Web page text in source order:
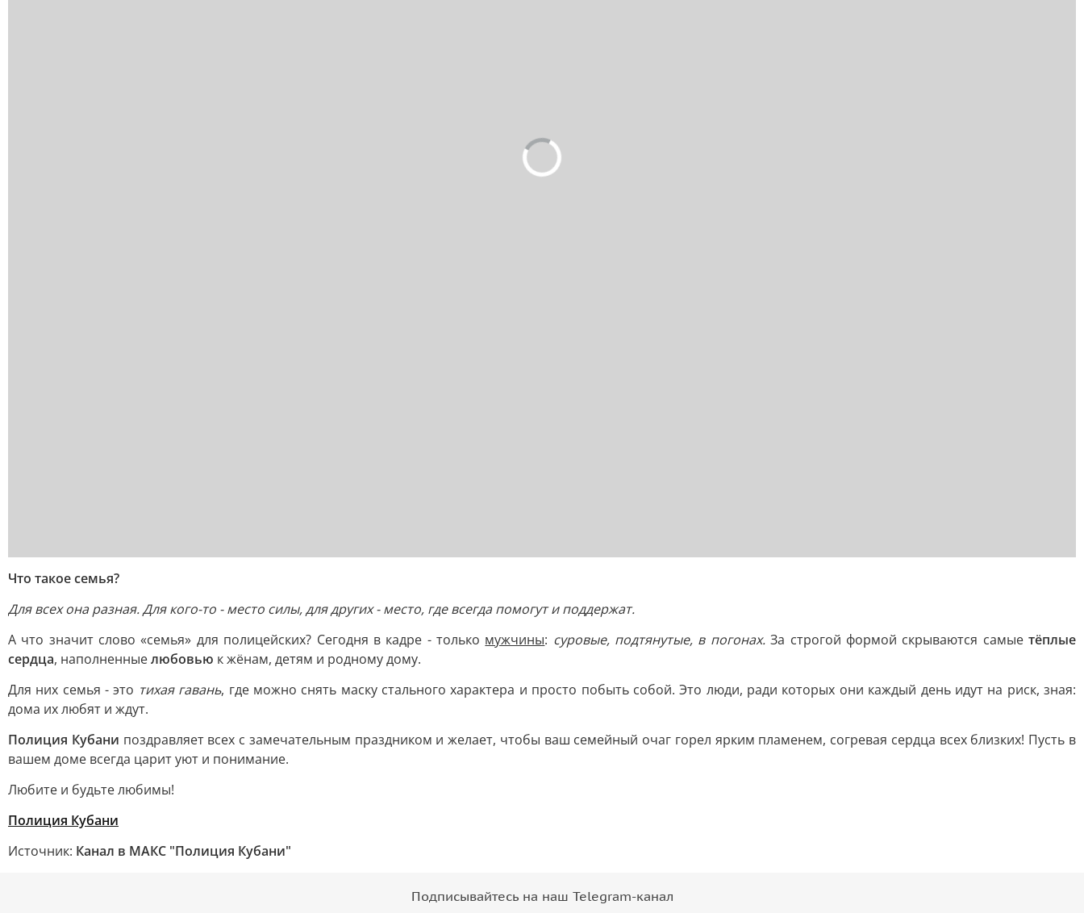
Что такое семья?
Для всех она разная. Для кого-то - место силы, для других - место, где всегда помогут и поддержат.
А что значит слово «семья» для полицейских? Сегодня в кадре - только мужчины: суровые, подтянутые, в погонах.За строгой формой скрываются самыетёплые
сердца, наполненныелюбовью к жёнам, детям и родному дому.
Для них семья - это тихая гавань, где можно снять маску стального характера и просто побыть собой. Это люди, ради которых они каждый день идут на риск, зная:
дома их любят и ждут.
Полиция Кубани поздравляет всех с замечательным праздником и желает, чтобы ваш семейный очаг горел ярким пламенем, согревая сердца всех близких! Пусть в
вашем доме всегда царит уют и понимание.
Любите и будьте любимы!
Полиция Кубани
Источник: Канал в МАКС "Полиция Кубани"
Подписывайтесь на наш Telegram-канал